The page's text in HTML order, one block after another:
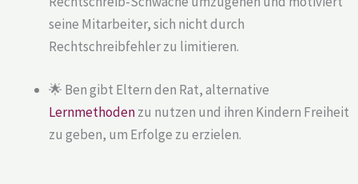
seine Mitarbeiter, sich nicht durch
Rechtschreibfehler zu limitieren.
🌟 Ben gibt Eltern den Rat, alternative
Lernmethodenzu nutzen und ihren Kindern Freiheit
zu geben, um Erfolge zu erzielen.